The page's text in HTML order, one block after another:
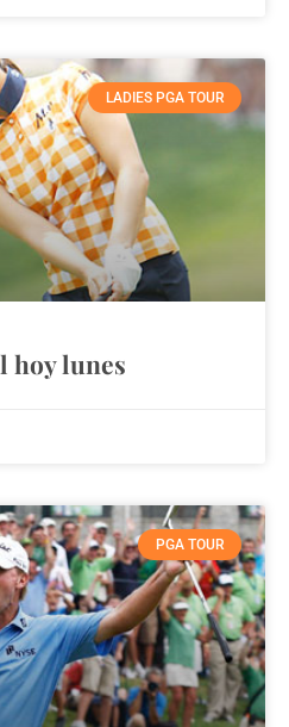
LADIES PGA TOUR
hoy lunes
PGA TOUR